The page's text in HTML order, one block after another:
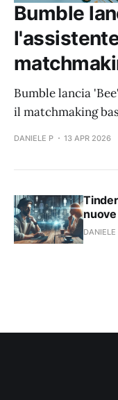
Bumble
Bumble lancia
il matchmaking
DANIELE P 13 APR 2026
DANIELE